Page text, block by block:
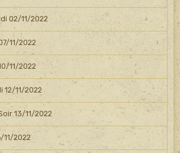
02/11/2022
11/2022
11/2022
12/11/2022
13/11/2022
11/2022